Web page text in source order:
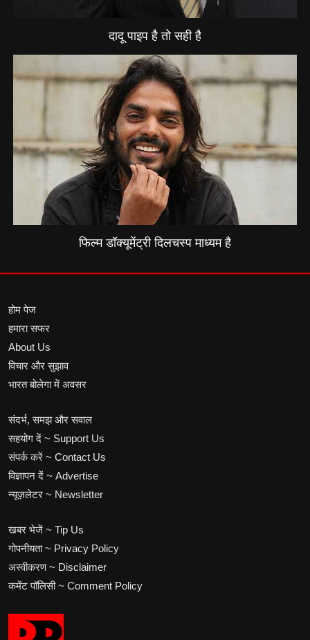
दादू पाइप है तो सही है
फिल्म डॉक्यूमेंट्री दिलचस्प माध्यम है
होम पेज
हमारा सफर
About Us
विचार और सुझाव
भारत बोलेगा में अवसर
संदर्भ, समझ और सवाल
सहयोग दें ~ Support Us
संपर्क करें ~ Contact Us
विज्ञापन दें ~ Advertise
न्यूज़लेटर ~ Newsletter
खबर भेजें ~ Tip Us
गोपनीयता ~ Privacy Policy
अस्वीकरण ~ Disclaimer
कमेंट पॉलिसी ~ Comment Policy